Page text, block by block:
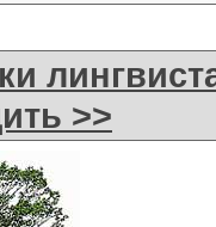
>>